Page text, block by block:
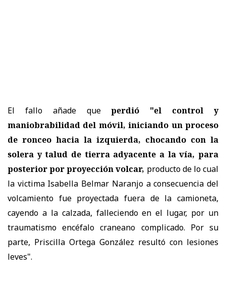
El fallo añade queperdió "el control y
maniobrabilidad del móvil, iniciando un proceso
de ronceo hacia la izquierda, chocando con la
solera y talud de tierra adyacente a la vía, para
posterior por proyección volcar, producto de lo cual
la victima Isabella Belmar Naranjo a consecuencia del
volcamiento fue proyectada fuera de la camioneta,
cayendo a la calzada, falleciendo en el lugar, por un
traumatismo encéfalo craneano complicado. Por su
parte, Priscilla Ortega González resultó con lesiones
leves".